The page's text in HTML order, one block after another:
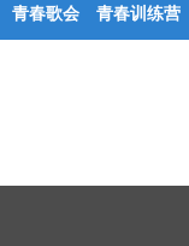
青春歌会 青春训练营